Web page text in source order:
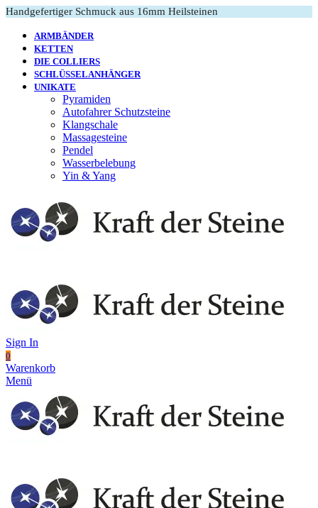
Handgefertiger Schmuck aus 16mm Heilsteinen
ARMBÄNDER
KETTEN
DIE COLLIERS
SCHLÜSSELANHÄNGER
UNIKATE
Pyramiden
Autofahrer Schutzsteine
Klangschale
Massagesteine
Pendel
Wasserbelebung
Yin & Yang
Sign In
0
Warenkorb
Menü